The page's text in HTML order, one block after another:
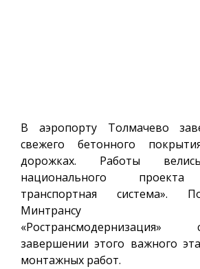
В аэропорту Толмачево
свежего бетонного
дорожках. Работы
национального проекта
транспортная система».
Минтрансу
завершении этого важного
монтажных работ.